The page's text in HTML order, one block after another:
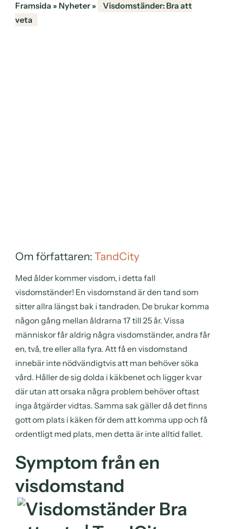
Framsida » Nyheter»
Visdomständer: Bra att
veta
Om författaren:TandCity
Med ålder kommer visdom, i detta fall
visdomständer! En visdomstand är den tand som
sitter allra längst bak i tandraden. De brukar komma
någon gång mellan åldrarna 17 till 25 år. Vissa
människor får aldrig några visdomständer, andra får
en, två, tre eller alla fyra. Att få en visdomstand
innebär inte nödvändigtvis att man behöver söka
vård. Håller de sig dolda i käkbenet och ligger kvar
där utan att orsaka några problem behöver oftast
inga åtgärder vidtas. Samma sak gäller då det finns
gott om plats i käken för dem att komma upp och få
ordentligt med plats, men detta är inte alltid fallet.
Symptom från en
visdomstand